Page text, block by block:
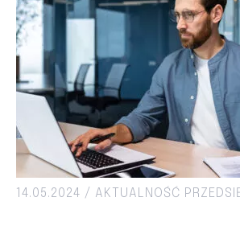
14.05.2024 / AKTUALNOŚĆ